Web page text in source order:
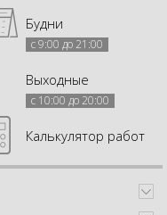
Будни
с 9:00 до 21:00
Выходные
с 10:00 до 20:00
Калькулятор работ